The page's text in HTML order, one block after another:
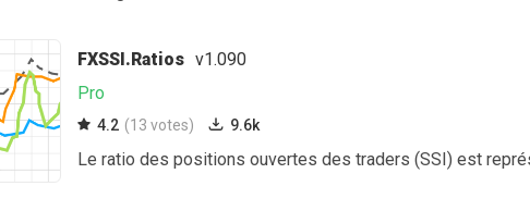
FXSSI.Ratios v1.090
Pro
4.2 (13 votes) 9.6k
Le ratio des positions ouvertes des traders (SSI) est